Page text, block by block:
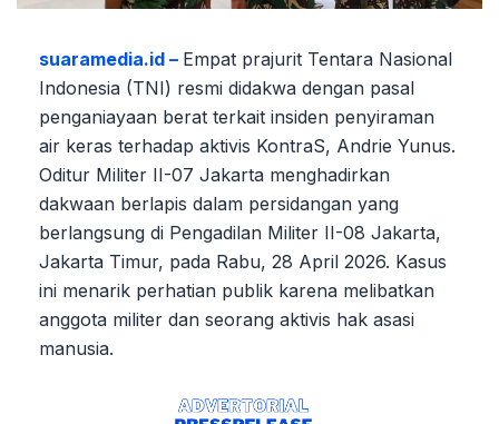
suaramedia.id – Empat prajurit Tentara Nasional
Indonesia (TNI) resmi didakwa dengan pasal
penganiayaan berat terkait insiden penyiraman
air keras terhadap aktivis KontraS, Andrie Yunus.
Oditur Militer II-07 Jakarta menghadirkan
dakwaan berlapis dalam persidangan yang
berlangsung di Pengadilan Militer II-08 Jakarta,
Jakarta Timur, pada Rabu, 28 April 2026. Kasus
ini menarik perhatian publik karena melibatkan
anggota militer dan seorang aktivis hak asasi
manusia.